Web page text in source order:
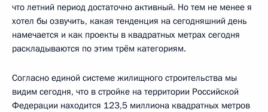
что летний период достаточно активный. Но тем не менее я
хотел бы озвучить, какая тенденция на сегодняшний день
намечается и как проекты в квадратных метрах сегодня
раскладываются по этим трём категориям.
Согласно единой системе жилищного строительства мы
видим сегодня, что в стройке на территории Российской
Федерации находится 123,5 миллиона квадратных метров